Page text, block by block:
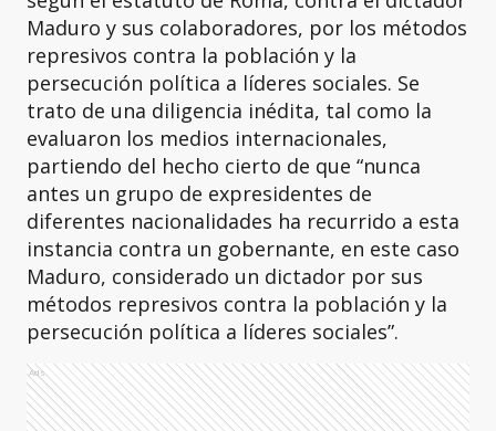
Maduro y sus colaboradores, por los métodos
represivos contra la población y la
persecución política a líderes sociales. Se
trato de una diligencia inédita, tal como la
evaluaron los medios internacionales,
partiendo del hecho cierto de que “nunca
antes un grupo de expresidentes de
diferentes nacionalidades ha recurrido a esta
instancia contra un gobernante, en este caso
Maduro, considerado un dictador por sus
métodos represivos contra la población y la
persecución política a líderes sociales”.
Ads